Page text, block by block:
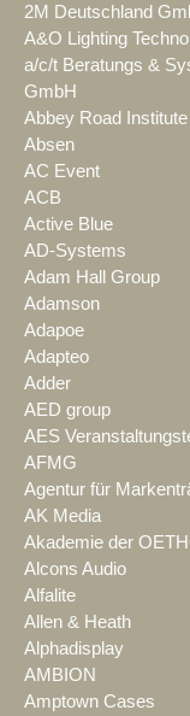
2M Deutschland
A&O Lighting
a/c/t Beratungs &
GmbH
Abbey Road Institute
Absen
AC Event
ACB
Active Blue
AD-Systems
Adam Hall Group
Adamson
Adapoe
Adapteo
Adder
AED group
AES
AFMG
Agentur für
AK Media
Akademie der
Alcons Audio
Alfalite
Allen & Heath
Alphadisplay
AMBION
Amptown Cases